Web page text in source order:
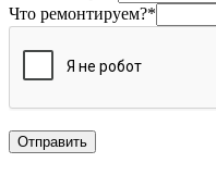
Что ремонтируем?*